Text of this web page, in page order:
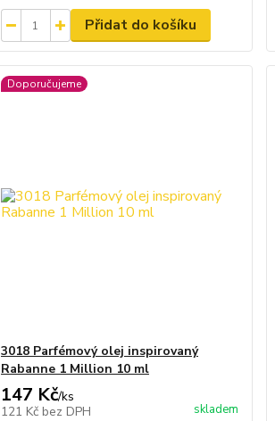
Přidat do košíku
Doporučujeme
3018 Parfémový olej inspirovaný
Rabanne 1 Million 10 ml
147 Kč/ks
121 Kč bez DPH skladem